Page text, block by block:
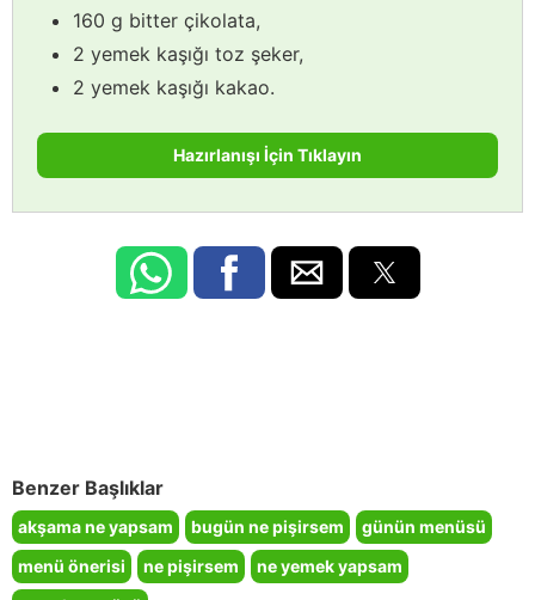
160 g bitter çikolata,
2 yemek kaşığı toz şeker,
2 yemek kaşığı kakao.
Hazırlanışı İçin Tıklayın
Benzer Başlıklar
akşama ne yapsam bugün ne pişirsem
günün menüsü
menü önerisi
ne pişirsem
ne yemek yapsam